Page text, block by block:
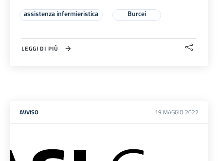
assistenza infermieristica Burcei
LEGGI DI PIÙ
AVVISO 19 MAGGIO 2022